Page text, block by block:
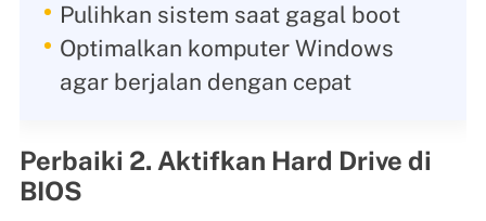
Pulihkan sistem saat gagal boot
Optimalkan komputer Windows
agar berjalan dengan cepat
Perbaiki 2. Aktifkan Hard Drive di
BIOS